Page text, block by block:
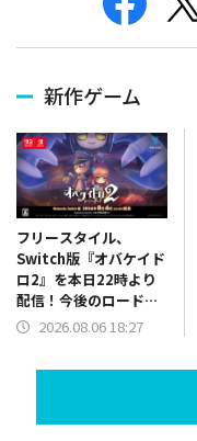
新作ゲーム
フリースタイル、
Switch版『オバケイド
ロ2』を本日22時より
配信！今後のロードマ
ップも公開
2026.08.06 18:27